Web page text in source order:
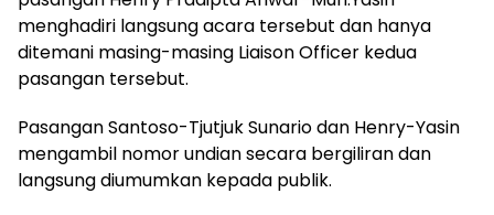
menghadiri langsung acara tersebut dan hanya
ditemani masing-masing Liaison Officer kedua
pasangan tersebut.
Pasangan Santoso-Tjutjuk Sunario dan Henry-Yasin
mengambil nomor undian secara bergiliran dan
langsung diumumkan kepada publik.